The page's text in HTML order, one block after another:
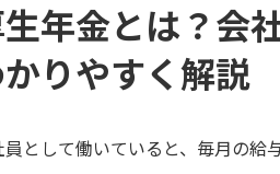
年金とは？会
りやすく解説
員として働いていると、毎月の給